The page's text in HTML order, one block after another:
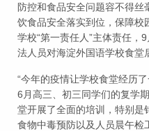
防控和食品安全问题容不得丝
饮食品安全落实到位，保障校
学校“第一责任人”主体责任，
法人员对海淀外国语学校食堂
“今年的疫情让学校食堂经历
6月高三、初三同学们的复学
堂开展了全面的培训，特别是
食物中毒预防以及人员晨午检